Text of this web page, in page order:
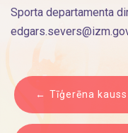
Sporta departamenta
ZIŅU
IZVĒLNE
Tīģerēna kauss